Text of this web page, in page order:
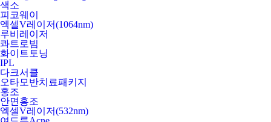
색소
피코웨이
엑셀V레이저(1064nm)
루비레이저
콰트로빔
화이트토닝
IPL
다크서클
오타모반치료패키지
홍조
안면홍조
엑셀V레이저(532nm)